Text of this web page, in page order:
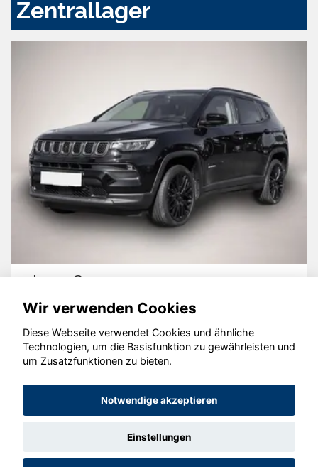
Zentrallager
Jeep Compass
© konjunkturmotor.de GmbH 2020 - 2026
Wir verwenden Cookies
Diese Webseite verwendet Cookies und ähnliche
Technologien, um die Basisfunktion zu gewährleisten und
um Zusatzfunktionen zu bieten.
Notwendige akzeptieren
Einstellungen